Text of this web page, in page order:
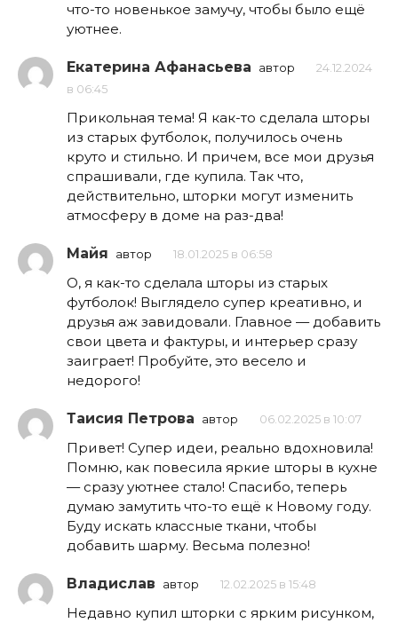
что-то новенькое замучу, чтобы было ещё
уютнее.
Екатерина Афанасьева автор
24.12.2024
в 06:45
Прикольная тема! Я как-то сделала шторы
из старых футболок, получилось очень
круто и стильно. И причем, все мои друзья
спрашивали, где купила. Так что,
действительно, шторки могут изменить
атмосферу в доме на раз-два!
Майя автор 18.01.2025 в 06:58
О, я как-то сделала шторы из старых
футболок! Выглядело супер креативно, и
друзья аж завидовали. Главное — добавить
свои цвета и фактуры, и интерьер сразу
заиграет! Пробуйте, это весело и
недорого!
Таисия Петрова автор 06.02.2025 в 10:07
Привет! Супер идеи, реально вдохновила!
Помню, как повесила яркие шторы в кухне
— сразу уютнее стало! Спасибо, теперь
думаю замутить что-то ещё к Новому году.
Буду искать классные ткани, чтобы
добавить шарму. Весьма полезно!
Владислав автор 12.02.2025 в 15:48
Недавно купил шторки с ярким рисунком,